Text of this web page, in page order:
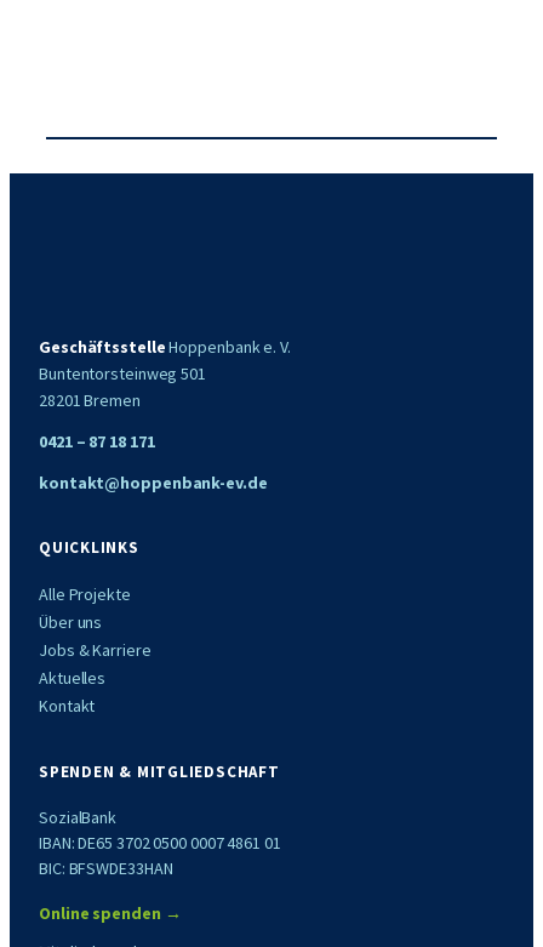
GeschäftsstelleHoppenbank e. V.
Buntentorsteinweg 501
28201 Bremen
0421 – 87 18 171
kontakt@hoppenbank-ev.de
QUICKLINKS
Alle Projekte
Über uns
Jobs & Karriere
Aktuelles
Kontakt
SPENDEN & MITGLIEDSCHAFT
SozialBank
IBAN: DE65 3702 0500 0007 4861 01
BIC: BFSWDE33HAN
Online spenden →